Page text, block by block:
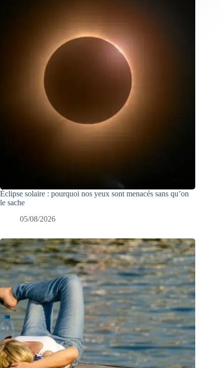
Éclipse solaire : pourquoi nos yeux sont menacés sans qu’on
le sache
05/08/2026